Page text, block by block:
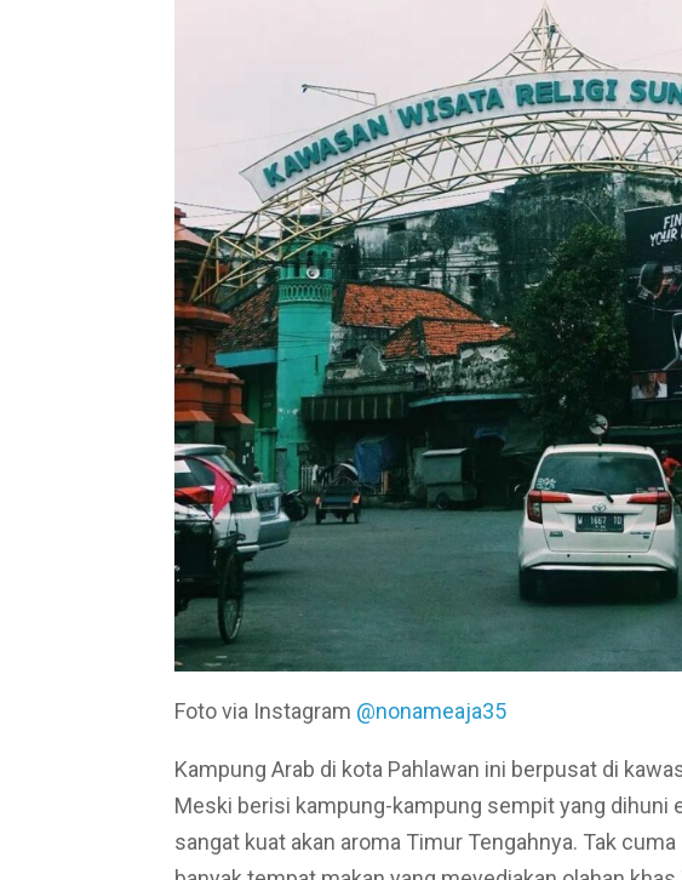
Foto via Instagram @nonameaja35
Kampung Arab di kota Pahlawan ini berpusat di
Meski berisi kampung-kampung sempit yang dihuni
sangat kuat akan aroma Timur Tengahnya. Tak